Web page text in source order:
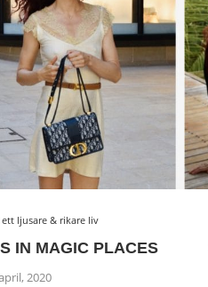
ljusare & rikare liv
IN MAGIC PLACES
2020